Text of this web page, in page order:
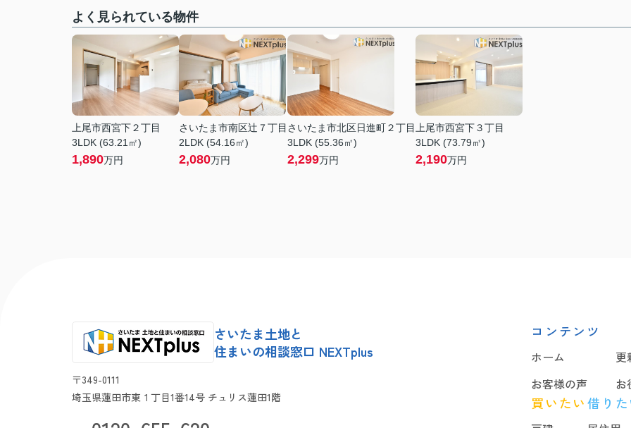
よく見られている物件
上尾市西宮下２丁目
3LDK (63.21㎡)
1,890万円
さいたま市南区辻７丁目
2LDK (54.16㎡)
2,080万円
さいたま市北区日進町２丁目
3LDK (55.36㎡)
2,299万円
上尾市西宮下３丁目
3LDK (73.79㎡)
2,190万円
さいたま土地と
住まいの相談窓口 NEXTplus
〒349-0111
埼玉県蓮田市東１丁目1番14号 チュリス蓮田1階
コンテンツ
ホーム
更
お客様の声
お
買いたい借り